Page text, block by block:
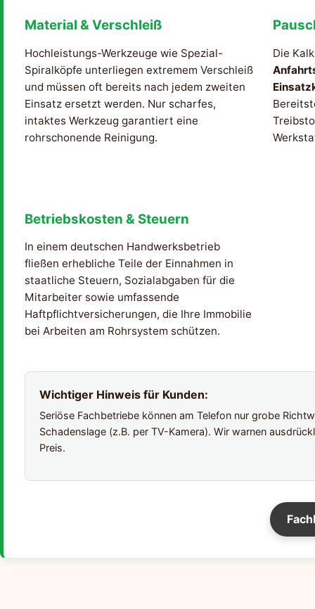
Material & Verschleiß
Hochleistungs-Werkzeuge wie Spezial-
Spiralköpfe unterliegen extremem Verschleiß
und müssen oft bereits nach jedem zweiten
Einsatz ersetzt werden. Nur scharfes,
intaktes Werkzeug garantiert eine
rohrschonende Reinigung.
Die
Betriebskosten & Steuern
In einem deutschen Handwerksbetrieb
fließen erhebliche Teile der Einnahmen in
staatliche Steuern, Sozialabgaben für die
Mitarbeiter sowie umfassende
Haftpflichtversicherungen, die Ihre Immobilie
bei Arbeiten am Rohrsystem schützen.
Wichtiger Hinweis für Kunden:
Seriöse Fachbetriebe können am Telefon nur grobe
Schadenslage (z.B. per TV-Kamera). Wir warnen
Preis.